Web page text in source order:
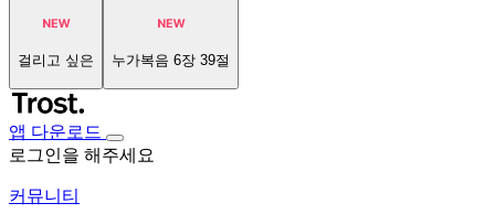
걸리고 싶은 누가복음 6장 39절
앱 다운로드
로그인을 해주세요
커뮤니티